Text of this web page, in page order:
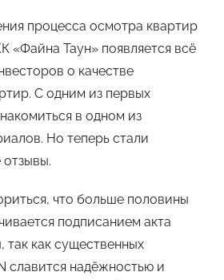
процесса осмотра квартир
«Файна Таун» появляется всё
о качестве
С одним из первых
в одном из
Но теперь стали
отзывы.
что больше половины
подписанием акта
так как существенных
славится надёжностью и